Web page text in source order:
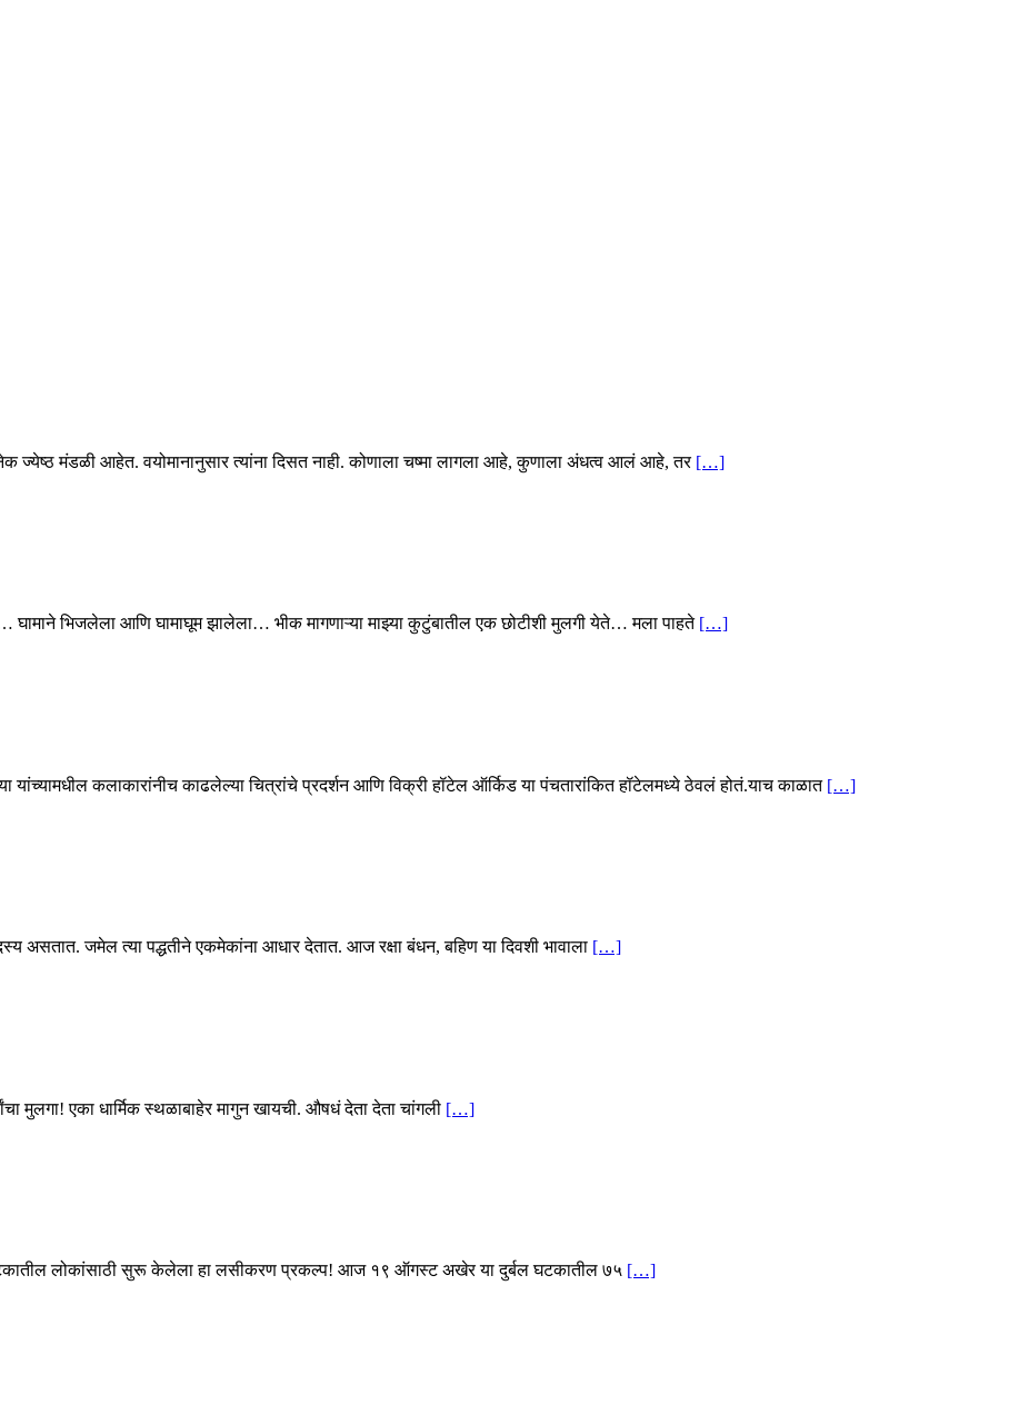
ज्येष्ठ मंडळी आहेत. वयोमानानुसार त्यांना दिसत नाही. कोणाला चष्मा लागला आहे, कुणाला अंधत्व आलं आहे, तर […]
भिजलेला आणि घामाघूम झालेला… भीक मागणाऱ्या माझ्या कुटुंबातील एक छोटीशी मुलगी येते… मला पाहते […]
यांच्यामधील कलाकारांनीच काढलेल्या चित्रांचे प्रदर्शन आणि विक्री हॉटेल ऑर्किड या पंचतारांकित हॉटेलमध्ये ठेवलं होतं.याच काळात […]
असतात. जमेल त्या पद्धतीने एकमेकांना आधार देतात. आज रक्षा बंधन, बहिण या दिवशी भावाला […]
मुलगा! एका धार्मिक स्थळाबाहेर मागुन खायची. औषधं देता देता चांगली […]
लोकांसाठी सुरू केलेला हा लसीकरण प्रकल्प! आज १९ ऑगस्ट अखेर या दुर्बल घटकातील ७५ […]